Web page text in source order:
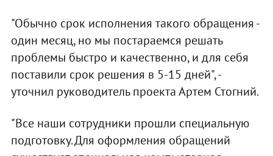
"Обычно срок исполнения такого обращения -
один месяц, но мы постараемся решать
проблемы быстро и качественно, и для себя
поставили срок решения в 5-15 дней", -
уточнил руководитель проекта Артем Стогний.
"Все наши сотрудники прошли специальную
подготовку. Для оформления обращений